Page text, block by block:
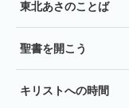
東北あさのことば
聖書を開こう
キリストへの時間